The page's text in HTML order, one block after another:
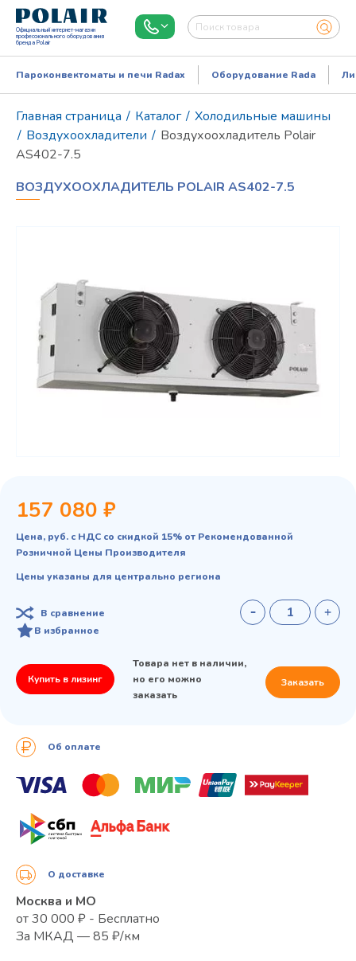
Официальный интернет-магазин
профессионального оборудования
бренда Polair
Пароконвектоматы и печи Radax Оборудование Rada
Главная страница / Каталог / Холодильные машины
/ Воздухоохладители / Воздухоохладитель Polair
AS402-7.5
ВОЗДУХООХЛАДИТЕЛЬ POLAIR AS402-7.5
157 080 ₽
Цена, руб. с НДС со скидкой 15% от Рекомендованной
Розничной Цены Производителя
Цены указаны для центрально региона
В сравнение
В избранное
Купить в лизинг
Товара нет в наличии,
но его можно
заказать
Заказать
Об оплате
О доставке
Москва и МО
от 30 000 ₽ - Бесплатно
За МКАД — 85 ₽/км